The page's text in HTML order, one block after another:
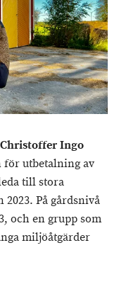
Christoffer Ingo
för utbetalning av
till stora
På gårdsnivå
och en grupp som
miljöåtgärder